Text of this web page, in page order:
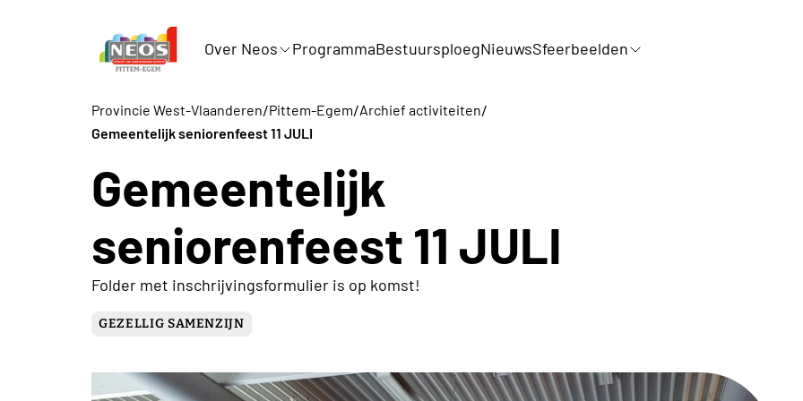
Over Neos ProgrammaBestuursploegNieuwsSfeerbeelden
Provincie West-Vlaanderen/Pittem-Egem/Archief activiteiten/
Gemeentelijk seniorenfeest 11 JULI
Gemeentelijk
seniorenfeest 11 JULI
Folder met inschrijvingsformulier is op komst!
GEZELLIG SAMENZIJN